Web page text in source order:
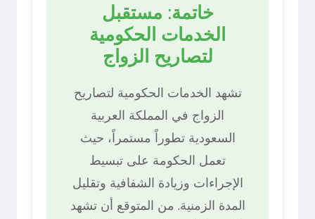
خاتمة: مستقبل
الخدمات الحكومية
لتصاريح الزواج
تشهد الخدمات الحكومية لتصاريح
الزواج في المملكة العربية
السعودية تطوراً مستمراً، حيث
تعمل الحكومة على تبسيط
الإجراءات وزيادة الشفافية وتقليل
المدة الزمنية. من المتوقع أن تشهد